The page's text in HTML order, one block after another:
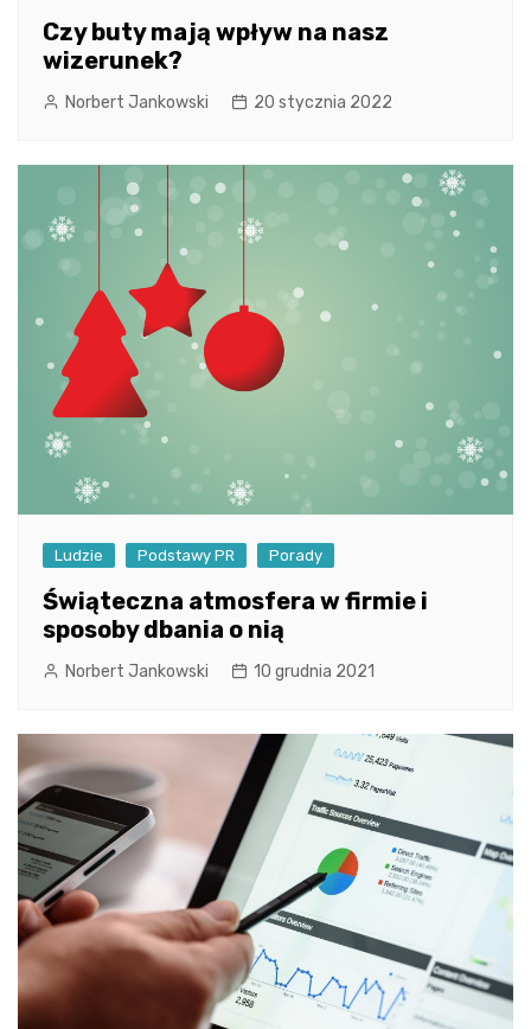
Czy buty mają wpływ na nasz
wizerunek?
Norbert Jankowski 20 stycznia 2022
Ludzie Podstawy PR Porady
Świąteczna atmosfera w firmie i
sposoby dbania o nią
Norbert Jankowski 10 grudnia 2021